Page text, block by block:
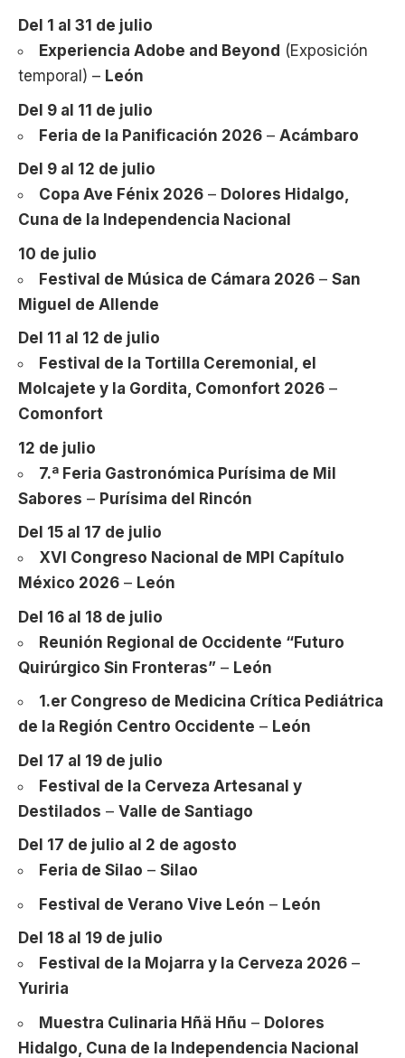
Del 1 al 31 de julio
Experiencia Adobe and Beyond (Exposición
temporal) – León
Del 9 al 11 de julio
Feria de la Panificación 2026 – Acámbaro
Del 9 al 12 de julio
Copa Ave Fénix 2026 – Dolores Hidalgo,
Cuna de la Independencia Nacional
10 de julio
Festival de Música de Cámara 2026 – San
Miguel de Allende
Del 11 al 12 de julio
Festival de la Tortilla Ceremonial, el
Molcajete y la Gordita, Comonfort 2026 –
Comonfort
12 de julio
7.ª Feria Gastronómica Purísima de Mil
Sabores – Purísima del Rincón
Del 15 al 17 de julio
XVI Congreso Nacional de MPI Capítulo
México 2026 – León
Del 16 al 18 de julio
Reunión Regional de Occidente “Futuro
Quirúrgico Sin Fronteras” – León
1.er Congreso de Medicina Crítica Pediátrica
de la Región Centro Occidente – León
Del 17 al 19 de julio
Festival de la Cerveza Artesanal y
Destilados – Valle de Santiago
Del 17 de julio al 2 de agosto
Feria de Silao – Silao
Festival de Verano Vive León – León
Del 18 al 19 de julio
Festival de la Mojarra y la Cerveza 2026 –
Yuriria
Muestra Culinaria Hñä Hñu – Dolores
Hidalgo, Cuna de la Independencia Nacional